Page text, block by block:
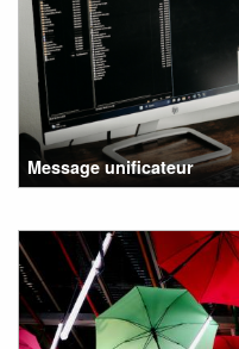
Message unificateur